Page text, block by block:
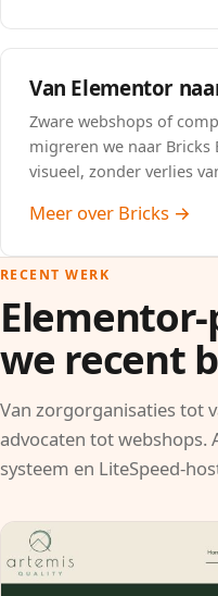
Van Elementor
Zware webshops of
migreren we naar Bricks
visueel, zonder verlies
Meer over Bricks →
RECENT WERK
we recent
Van zorgorganisaties tot
advocaten tot webshops.
systeem en LiteSpeed-